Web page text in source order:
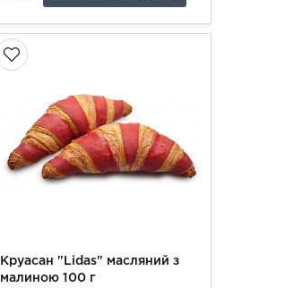
Круасан "Lidas" масляний з
малиною 100 г